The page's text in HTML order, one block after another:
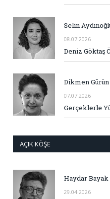
Selin
08.07.2026
Deniz Göktaş
Dikmen Gürün
07.07.2026
Gerçeklerle
AÇIK KÖŞE
Haydar Bayak
29.04.2026